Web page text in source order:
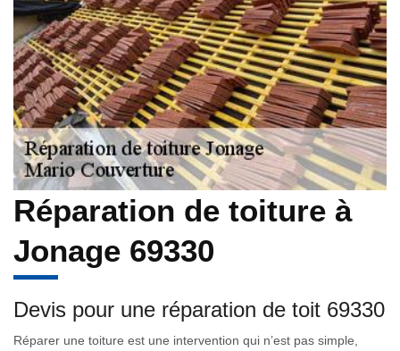
Réparation de toiture à
Jonage 69330
Devis pour une réparation de toit 69330
Réparer une toiture est une intervention qui n’est pas simple,